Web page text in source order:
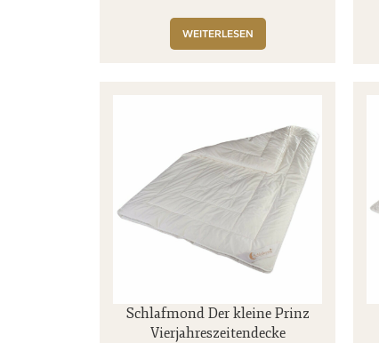
WEITERLESEN
Schlafmond Der kleine Prinz
Vierjahreszeitendecke